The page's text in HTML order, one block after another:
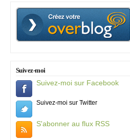
Suivez-moi
Suivez-moi sur Facebook
Suivez-moi sur Twitter
S'abonner au flux RSS